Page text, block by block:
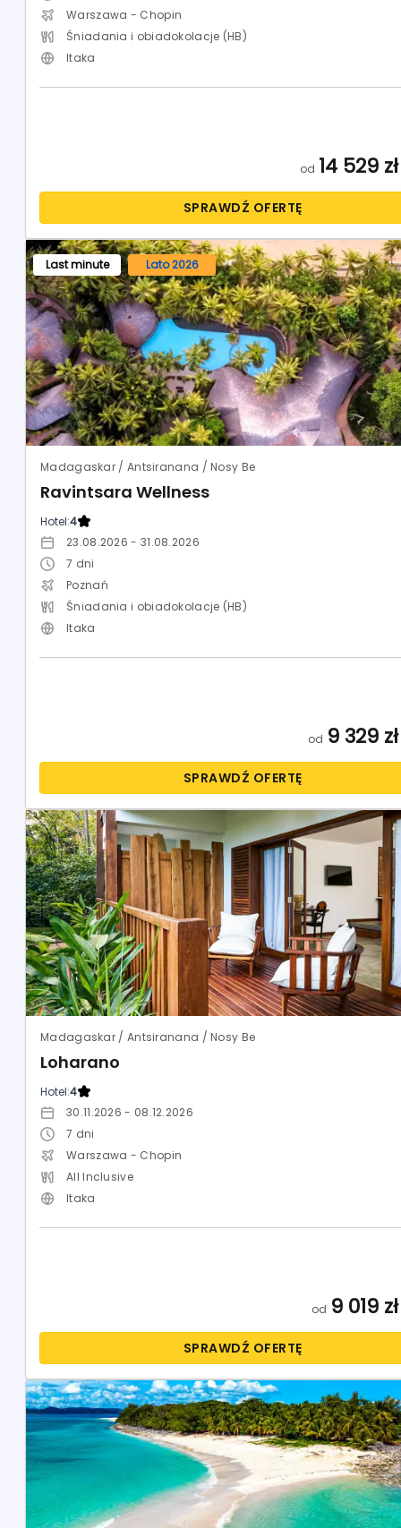
Warszawa - Chopin
Śniadania i obiadokolacje (HB)
Itaka
od 14 529 zł
SPRAWDŹ OFERTĘ
Last minute Lato 2026
Madagaskar / Antsiranana / Nosy Be
Ravintsara Wellness
Hotel:4
23.08.2026 - 31.08.2026
7 dni
Poznań
Śniadania i obiadokolacje (HB)
Itaka
od 9 329 zł
SPRAWDŹ OFERTĘ
Madagaskar / Antsiranana / Nosy Be
Loharano
Hotel:4
30.11.2026 - 08.12.2026
7 dni
Warszawa - Chopin
All Inclusive
Itaka
od 9 019 zł
SPRAWDŹ OFERTĘ